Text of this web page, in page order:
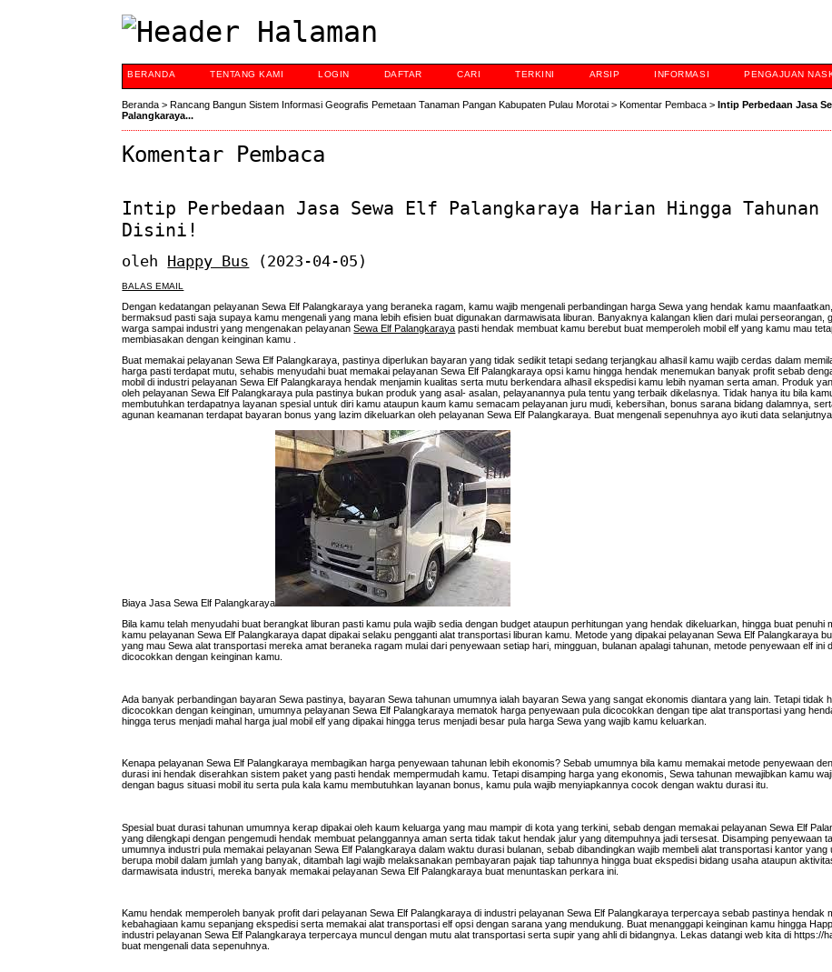
BERANDA TENTANG KAMI LOGIN DAFTAR CARI TERKINI ARSIP INFORMASI PENGAJUAN
Beranda >Rancang Bangun Sistem Informasi Geografis Pemetaan Tanaman Pangan Kabupaten Pulau Morotai >Komentar Pembaca >Intip Perbedaan Jasa
Palangkaraya...
Komentar Pembaca
Intip Perbedaan Jasa Sewa Elf Palangkaraya Harian Hingga Tahunan
Disini!
oleh Happy Bus (2023-04-05)
BALAS EMAIL
Dengan kedatangan pelayanan Sewa Elf Palangkaraya yang beraneka ragam, kamu wajib mengenali perbandingan harga Sewa yang hendak kamu
bermaksud pasti saja supaya kamu mengenali yang mana lebih efisien buat digunakan darmawisata liburan. Banyaknya kalangan klien dari mulai perseorangan,
warga sampai industri yang mengenakan pelayananSewa Elf Palangkaraya pasti hendak membuat kamu berebut buat memperoleh mobil elf yang kamu mau
membiasakan dengan keinginan kamu .
Buat memakai pelayanan Sewa Elf Palangkaraya, pastinya diperlukan bayaran yang tidak sedikit tetapi sedang terjangkau alhasil kamu wajib cerdas dalam
harga pasti terdapat mutu, sehabis menyudahi buat memakai pelayanan Sewa Elf Palangkaraya opsi kamu hingga hendak menemukan banyak profit sebab
mobil di industri pelayanan Sewa Elf Palangkaraya hendak menjamin kualitas serta mutu berkendara alhasil ekspedisi kamu lebih nyaman serta aman. Produk
oleh pelayanan Sewa Elf Palangkaraya pula pastinya bukan produk yang asal- asalan, pelayanannya pula tentu yang terbaik dikelasnya. Tidak hanya itu bila
membutuhkan terdapatnya layanan spesial untuk diri kamu ataupun kaum kamu semacam pelayanan juru mudi, kebersihan, bonus sarana bidang dalamnya,
agunan keamanan terdapat bayaran bonus yang lazim dikeluarkan oleh pelayanan Sewa Elf Palangkaraya. Buat mengenali sepenuhnya ayo ikuti data
Biaya Jasa Sewa Elf Palangkaraya
Bila kamu telah menyudahi buat berangkat liburan pasti kamu pula wajib sedia dengan budget ataupun perhitungan yang hendak dikeluarkan, hingga buat penuhi
kamu pelayanan Sewa Elf Palangkaraya dapat dipakai selaku pengganti alat transportasi liburan kamu. Metode yang dipakai pelayanan Sewa Elf Palangkaraya
yang mau Sewa alat transportasi mereka amat beraneka ragam mulai dari penyewaan setiap hari, mingguan, bulanan apalagi tahunan, metode penyewaan elf ini
dicocokkan dengan keinginan kamu.
Ada banyak perbandingan bayaran Sewa pastinya, bayaran Sewa tahunan umumnya ialah bayaran Sewa yang sangat ekonomis diantara yang lain. Tetapi tidak
dicocokkan dengan keinginan, umumnya pelayanan Sewa Elf Palangkaraya mematok harga penyewaan pula dicocokkan dengan tipe alat transportasi yang
hingga terus menjadi mahal harga jual mobil elf yang dipakai hingga terus menjadi besar pula harga Sewa yang wajib kamu keluarkan.
Kenapa pelayanan Sewa Elf Palangkaraya membagikan harga penyewaan tahunan lebih ekonomis? Sebab umumnya bila kamu memakai metode penyewaan
durasi ini hendak diserahkan sistem paket yang pasti hendak mempermudah kamu. Tetapi disamping harga yang ekonomis, Sewa tahunan mewajibkan kamu
dengan bagus situasi mobil itu serta pula kala kamu membutuhkan layanan bonus, kamu pula wajib menyiapkannya cocok dengan waktu durasi itu.
Spesial buat durasi tahunan umumnya kerap dipakai oleh kaum keluarga yang mau mampir di kota yang terkini, sebab dengan memakai pelayanan Sewa Elf
yang dilengkapi dengan pengemudi hendak membuat pelanggannya aman serta tidak takut hendak jalur yang ditempuhnya jadi tersesat. Disamping penyewaan
umumnya industri pula memakai pelayanan Sewa Elf Palangkaraya dalam waktu durasi bulanan, sebab dibandingkan wajib membeli alat transportasi kantor yang
berupa mobil dalam jumlah yang banyak, ditambah lagi wajib melaksanakan pembayaran pajak tiap tahunnya hingga buat ekspedisi bidang usaha ataupun
darmawisata industri, mereka banyak memakai pelayanan Sewa Elf Palangkaraya buat menuntaskan perkara ini.
Kamu hendak memperoleh banyak profit dari pelayanan Sewa Elf Palangkaraya di industri pelayanan Sewa Elf Palangkaraya terpercaya sebab pastinya hendak
kebahagiaan kamu sepanjang ekspedisi serta memakai alat transportasi elf opsi dengan sarana yang mendukung. Buat menanggapi keinginan kamu hingga
industri pelayanan Sewa Elf Palangkaraya terpercaya muncul dengan mutu alat transportasi serta supir yang ahli di bidangnya. Lekas datangi web kita di https://
buat mengenali data sepenuhnya.